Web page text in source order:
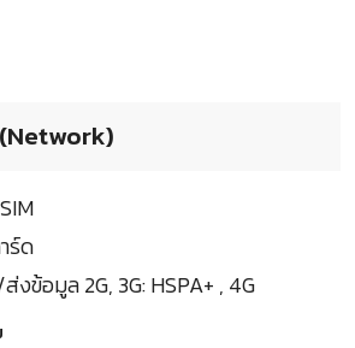
ร์ด
งข้อมูล 2G, 3G: HSPA+ , 4G